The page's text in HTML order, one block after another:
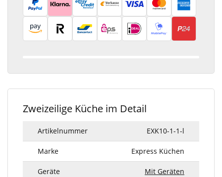
Zweizeilige Küche im Detail
Artikelnummer EXK10-1-1-l
Marke Express Küchen
Geräte Mit Geräten